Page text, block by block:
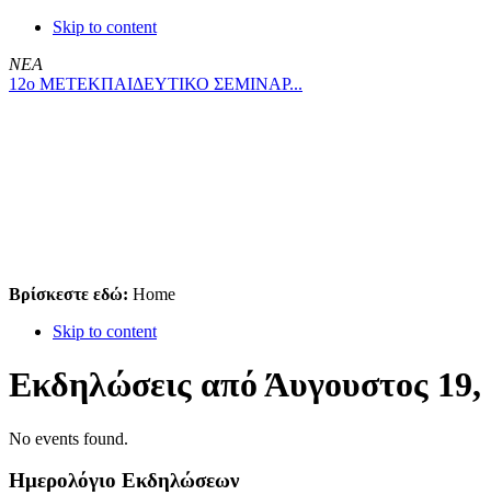
Skip to content
ΝΕΑ
12ο ΜΕΤΕΚΠΑΙΔΕΥΤΙΚΟ ΣΕΜΙΝΑΡ...
Βρίσκεστε εδώ: Home
Skip to content
Εκδηλώσεις από Άυγουστος 19,
No events found.
Ημερολόγιο Εκδηλώσεων